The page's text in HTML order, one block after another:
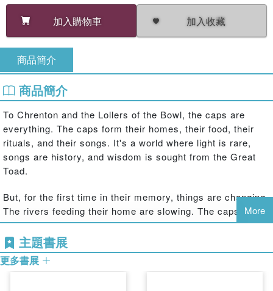
加入購物車 加入收藏
商品簡介
商品簡介
To Chrenton and the Lollers of the Bowl, the caps are
everything. The caps form their homes, their food, their
rituals, and their songs. It's a world where light is rare,
songs are history, and wisdom is sought from the Great
Toad.
But, for the first time in their memory, things are changing.
The rivers feeding their home are slowing. The caps are
dying. Not even the Great Toad on his damp throne can
help them.
Chrenton, his friend Allast, and the odd Peetro are tasked
More
主題書展
更多書展